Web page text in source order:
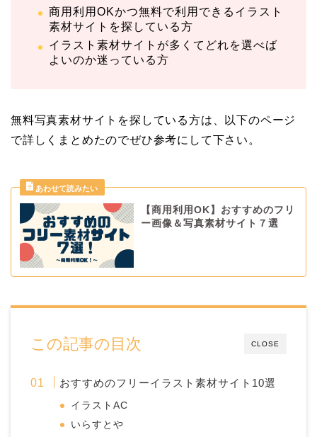
商用利用OKかつ無料で利用できるイラスト
素材サイトを探している方
イラスト素材サイトが多くてどれを選べば
よいのか迷っている方
無料写真素材サイトを探している方は、以下のページ
で詳しくまとめたのでぜひ参考にして下さい。
【商用利用OK】おすすめのフリ
ー画像＆写真素材サイト７選
CLOSE
この記事の目次
おすすめのフリーイラスト素材サイト10選
イラストAC
いらすとや